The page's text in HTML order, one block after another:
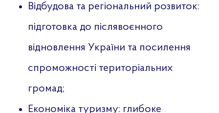
Відбудова та регіональний розвиток:
підготовка до післявоєнного
відновлення України та посилення
спроможності територіальних
громад;
Економіка туризму: глибоке